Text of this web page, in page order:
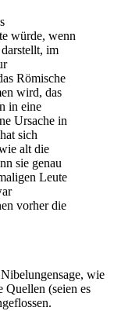
würde, wenn
im
Römische
wird, das
in eine
Ursache in
sich
alt die
sie genau
Leute
vorher die
wie
(seien es